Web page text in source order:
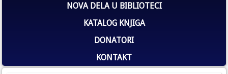
NOVA DELA U BIBLIOTECI
KATALOG KNJIGA
DONATORI
KONTAKT